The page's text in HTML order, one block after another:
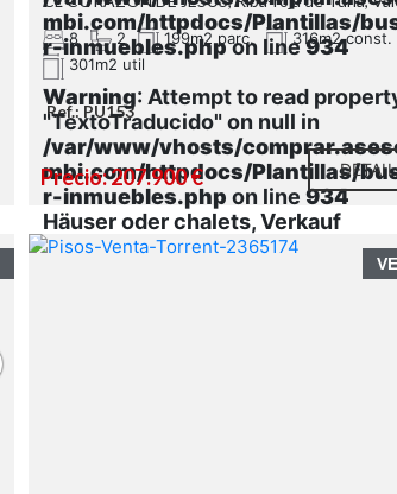
mbi.com/httpdocs/Plantillas/
r-inmuebles.phpon line934
Warning: Attempt to read
"TextoTraducido" on null in
/var/www/vhosts/
mbi.com/httpdocs/Plantillas/
r-inmuebles.php on line934
Häuser oder chalets, Verkauf
8 2 199m2 parc.
316m2 const.
301m2 util
Ref.: PU153
Precio: 207.900 €